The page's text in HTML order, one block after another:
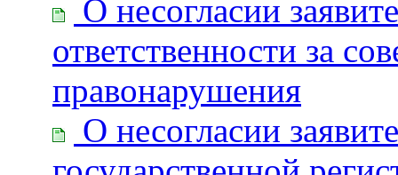
О несогласии
ответственности за
правонарушения
О несогласии